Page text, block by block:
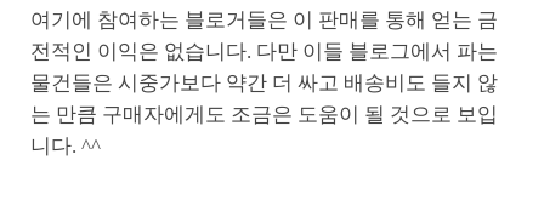
여기에 참여하는 블로거들은 이 판매를 통해 얻는 금
전적인 이익은 없습니다. 다만 이들 블로그에서 파는
물건들은 시중가보다 약간 더 싸고 배송비도 들지 않
는 만큼 구매자에게도 조금은 도움이 될 것으로 보입
니다. ^^